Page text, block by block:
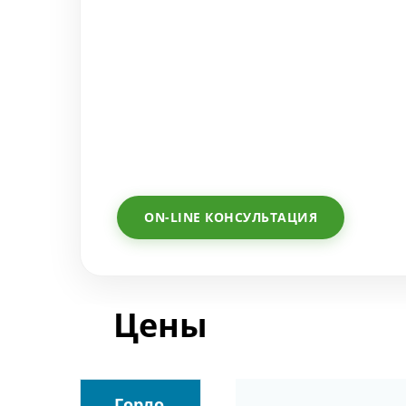
ON-LINE КОНСУЛЬТАЦИЯ
Цены